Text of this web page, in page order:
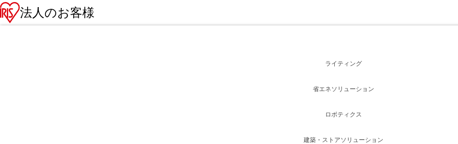
法人のお客様
ライティング
省エネソリューション
ロボティクス
建築・ストアソリューション